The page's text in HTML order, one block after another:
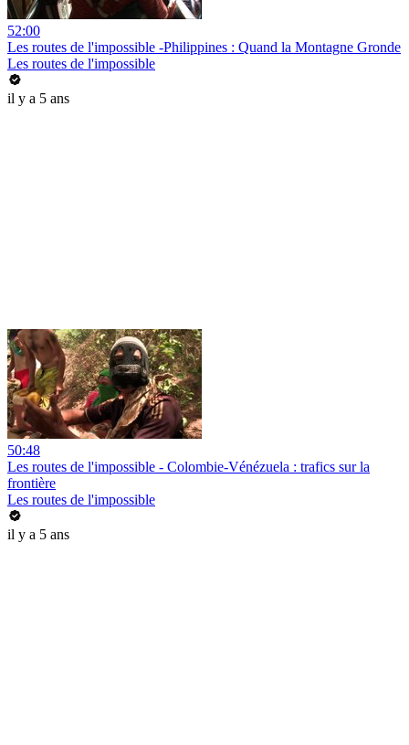
52:00
Les routes de l'impossible -Philippines : Quand la Montagne Gronde
Les routes de l'impossible
il y a 5 ans
50:48
Les routes de l'impossible - Colombie-Vénézuela : trafics sur la
frontière
Les routes de l'impossible
il y a 5 ans